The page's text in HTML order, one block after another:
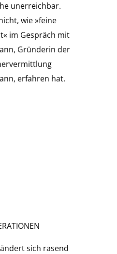
unerreichbar.
wie »feine
im Gespräch mit
Gründerin der
erfahren hat.
sich rasend